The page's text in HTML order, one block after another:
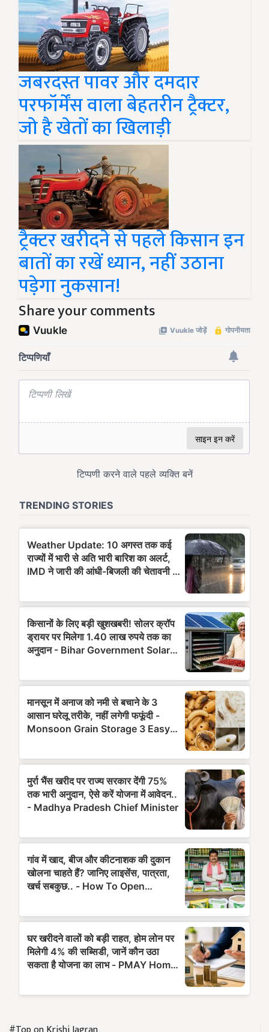
जबरदस्त पावर और दमदार
परफॉर्मेंस वाला बेहतरीन ट्रैक्टर,
जो है खेतों का खिलाड़ी
ट्रैक्टर खरीदने से पहले किसान इन
बातों का रखें ध्यान, नहीं उठाना
पड़ेगा नुकसान!
Share your comments